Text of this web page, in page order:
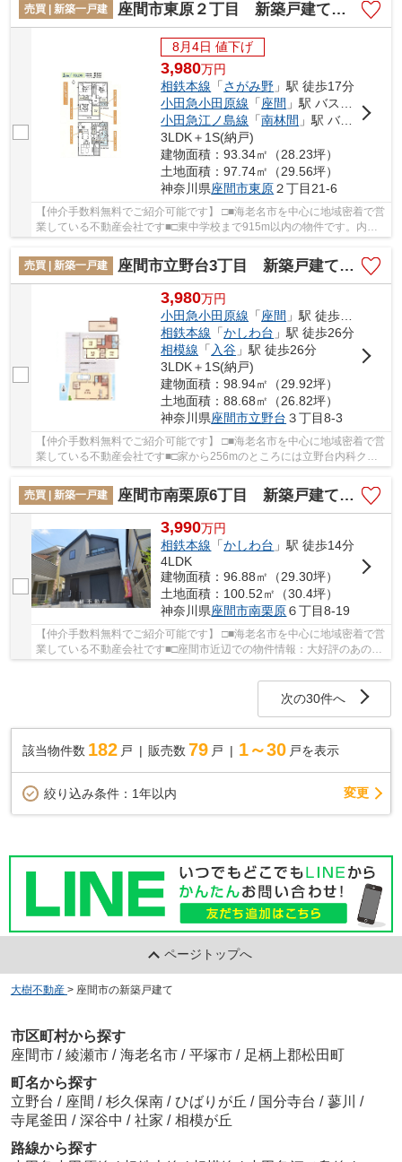
売買 | 新築一戸建
座間市東原２丁目 新築戸建て 全１棟【仲介手数料無料】
8月4日 値下げ
3,980万円
相鉄本線 「さがみ野 」駅 徒歩17分
小田急小田原線 「座間 」駅 バス8分 「栗原交番前」 停歩11分
小田急江ノ島線 「南林間 」駅 バス16分 「芝浦機械」 停歩10分
3LDK＋1S(納戸)
建物面積：93.34㎡（28.23坪）
土地面積：97.74㎡（29.56坪）
神奈川県座間市東原２丁目21-6
【仲介手数料無料でご紹介可能です】 □■海老名市を中心に地域密着で営
業している不動産会社です■□東中学校まで915m以内の物件です。内外
売買 | 新築一戸建
座間市立野台3丁目 新築戸建て 全１棟
3,980万円
小田急小田原線 「座間 」駅 徒歩15分
相鉄本線 「かしわ台 」駅 徒歩26分
相模線 「 入谷 」駅 徒歩26分
3LDK＋1S(納戸)
建物面積：98.94㎡（29.92坪）
土地面積：88.68㎡（26.82坪）
神奈川県座間市立野台 ３丁目8-3
【仲介手数料無料でご紹介可能です】 □■海老名市を中心に地域密着で営
業している不動産会社です■□家から256mのところには立野台内科クリ
ニックがあります。こちらの土地は前面道路6m以...
売買 | 新築一戸建
座間市南栗原6丁目 新築戸建て 全１棟【仲介手数料無料】
3,990万円
相鉄本線 「かしわ台 」駅 徒歩14分
4LDK
建物面積：96.88㎡（29.30坪）
土地面積：100.52㎡（30.4坪）
神奈川県座間市南栗原６丁目8-19
【仲介手数料無料でご紹介可能です】 □■海老名市を中心に地域密着で営
業している不動産会社です■□座間市近辺での物件情報：大好評のあの物
件「座間市南栗原6丁目 新築戸建て 全１棟...
次の30件へ
該当物件数 182 戸 販売数 79 戸 1～30 戸を表示
絞り込み条件： 1年以内 変更
ページトップへ
大樹不動産 > 座間市の新築戸建て
市区町村から探す
座間市 / 綾瀬市 / 海老名市 / 平塚市 / 足柄上郡松田町
町名から探す
立野台 / 座間 / 杉久保南 / ひばりが丘 / 国分寺台 / 蓼川 /
寺尾釜田 / 深谷中 / 社家 / 相模が丘
路線から探す